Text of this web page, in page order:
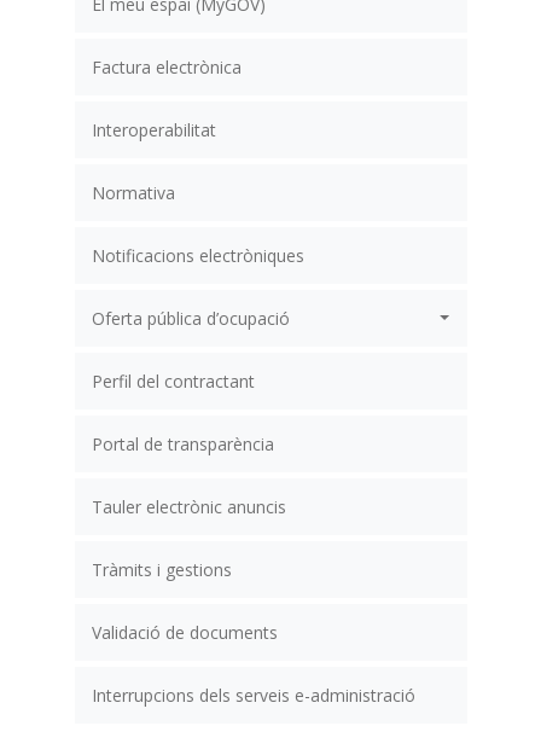
Factura electrònica
Interoperabilitat
Normativa
Notificacions electròniques
Oferta pública d’ocupació
Perfil del contractant
Portal de transparència
Tauler electrònic anuncis
Tràmits i gestions
Validació de documents
Interrupcions dels serveis e-administració